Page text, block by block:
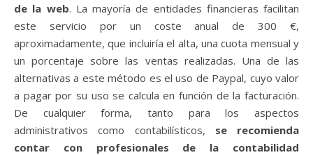
de la web. La mayoría de entidades financieras facilitan
este servicio por un coste anual de 300 €,
aproximadamente, que incluiría el alta, una cuota mensual y
un porcentaje sobre las ventas realizadas. Una de las
alternativas a este método es el uso de Paypal, cuyo valor
a pagar por su uso se calcula en función de la facturación.
De cualquier forma, tanto para los aspectos
administrativos como contabilísticos, se recomienda
contar con profesionales de la contabilidad